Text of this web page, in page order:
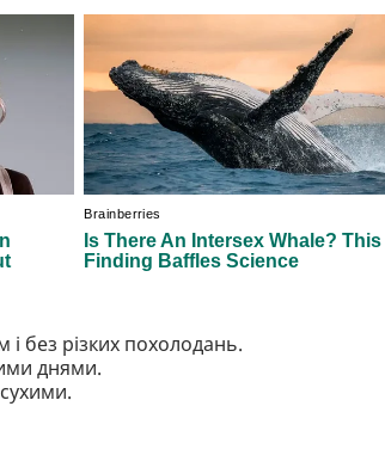
без різких похолодань.
днями.